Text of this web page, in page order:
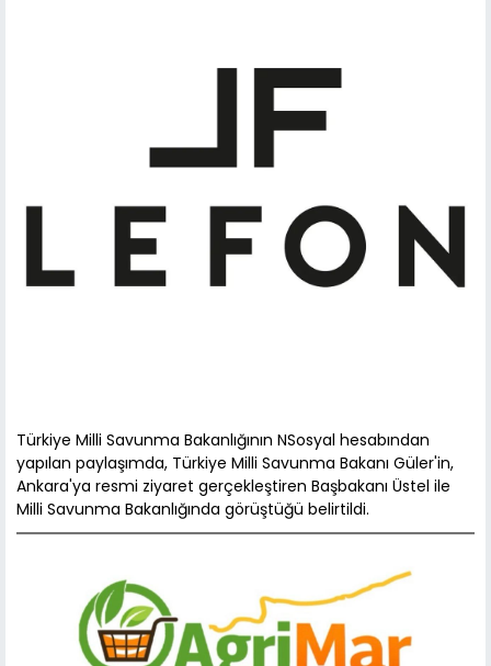
Türkiye Milli Savunma Bakanlığının NSosyal hesabından
yapılan paylaşımda, Türkiye Milli Savunma Bakanı Güler'in,
Ankara'ya resmi ziyaret gerçekleştiren Başbakanı Üstel ile
Milli Savunma Bakanlığında görüştüğü belirtildi.